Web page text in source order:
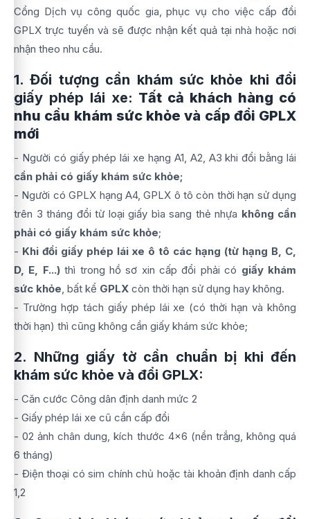
Cổng Dịch vụ công quốc gia, phục vụ cho việc cấp đổi
GPLX trực tuyến và sẽ được nhận kết quả tại nhà hoặc nơi
nhận theo nhu cầu.
1. Đối tượng cần khám sức khỏe khi đổi
giấy phép lái xe: Tất cả khách hàng có
nhu cầu khám sức khỏe và cấp đổi GPLX
mới
- Người có giấy phép lái xe hạng A1, A2, A3 khi đổi bằng lái
cần phải có giấy khám sức khỏe;
- Người có GPLX hạng A4, GPLX ô tô còn thời hạn sử dụng
trên 3 tháng đổi từ loại giấy bìa sang thẻ nhựa không cần
phải có giấy khám sức khỏe;
- Khi đổi giấy phép lái xe ô tô các hạng (từ hạng B, C,
D, E, F...)thì trong hồ sơ xin cấp đổi phải có giấy khám
sức khỏe, bất kể GPLX còn thời hạn sử dụng hay không.
- Trường hợp tách giấy phép lái xe (có thời hạn và không
thời hạn) thì cũng không cần giấy khám sức khỏe;
2. Những giấy tờ cần chuẩn bị khi đến
khám sức khỏe và đổi GPLX:
- Căn cước Công dân định danh mức 2
- Giấy phép lái xe cũ cần cấp đổi
-02 ảnh chân dung, kích thước 4x6 (nền trắng, không quá
6 tháng)
- Điện thoại có sim chính chủ hoặc tài khoản định danh cấp
1,2